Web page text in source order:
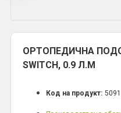
ОРТОПЕДИЧНА
SWITCH, 0.9 Л.М
Код на продукт: